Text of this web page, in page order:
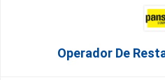
Operador De